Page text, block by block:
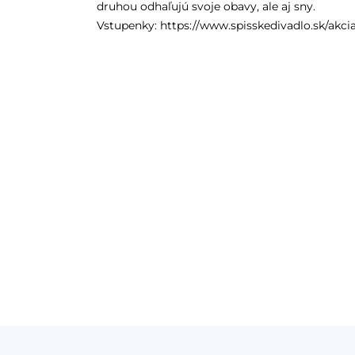
druhou odhaľujú svoje obavy, ale aj sny.
Vstupenky: https://www.spisskedivadlo.sk/